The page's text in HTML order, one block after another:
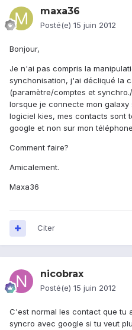
maxa36
Posté(e) 15 juin 2012
Bonjour,
Je n'ai pas compris la
synchonisation, j'ai décliqué la
(paramètre/comptes et
lorsque je connecte mon
logiciel kies, mes contacts sont
google et non sur mon
Comment faire?
Amicalement.
Maxa36
Citer
nicobrax
Posté(e) 15 juin 2012
C'est normal les contact que tu
syncro avec google si tu veut